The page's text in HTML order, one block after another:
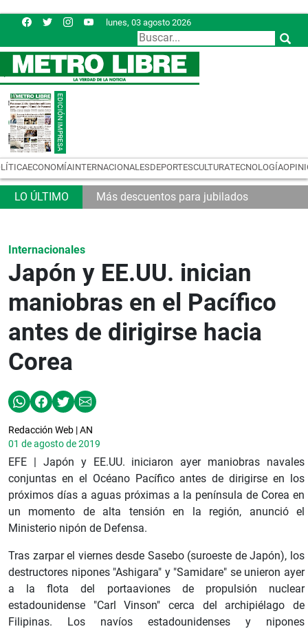
lunes, 03 agosto 2026
ECONOMÍAINTERNACIONALESDEPORTESCULTURATECNOLOGÍA
Más descuentos para jubilados
Internacionales
Japón y EE.UU. inician
maniobras en el Pacífico
antes de dirigirse hacia
Corea
Redacción Web | AN
01 de agosto de 2019
EFE | Japón y EE.UU. iniciaron ayer maniobras navales
conjuntas en el Océano Pacífico antes de dirigirse en los
próximos días a aguas próximas a la península de Corea en
un momento de alta tensión en la región, anunció el
Ministerio nipón de Defensa.
Tras zarpar el viernes desde Sasebo (suroeste de Japón), los
destructores nipones "Ashigara" y "Samidare" se unieron ayer
a la flota del portaaviones de propulsión nuclear
estadounidense "Carl Vinson" cerca del archipiélago de
Filipinas. Los navíos estadounidenses y nipones